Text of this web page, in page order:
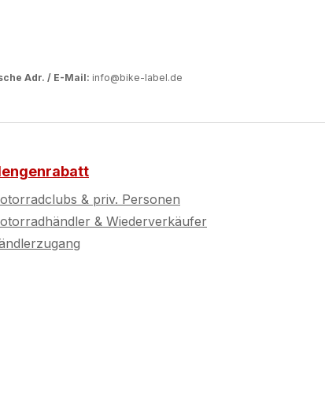
Adr. / E-Mail: info@bike-label.de
& priv. Personen
& Wiederverkäufer